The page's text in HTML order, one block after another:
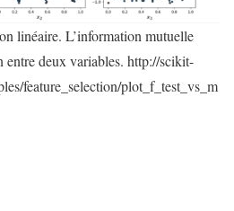
linéaire. L’information mutuelle
entre deux variables. http://scikit-
feature_selection/plot_f_test_vs_m